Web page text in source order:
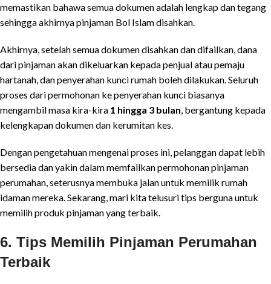
memastikan bahawa semua dokumen adalah lengkap dan tegang
sehingga akhirnya pinjaman Bol Islam disahkan.
Akhirnya, setelah semua dokumen disahkan dan difailkan, dana
dari pinjaman akan dikeluarkan kepada penjual atau pemaju
hartanah, dan penyerahan kunci rumah boleh dilakukan. Seluruh
proses dari permohonan ke penyerahan kunci biasanya
mengambil masa kira-kira 1 hingga 3 bulan , bergantung kepada
kelengkapan dokumen dan kerumitan kes.
Dengan pengetahuan mengenai proses ini, pelanggan dapat lebih
bersedia dan yakin dalam memfailkan permohonan pinjaman
perumahan, seterusnya membuka jalan untuk memilik rumah
idaman mereka. Sekarang, mari kita telusuri tips berguna untuk
memilih produk pinjaman yang terbaik.
6. Tips Memilih Pinjaman Perumahan
Terbaik